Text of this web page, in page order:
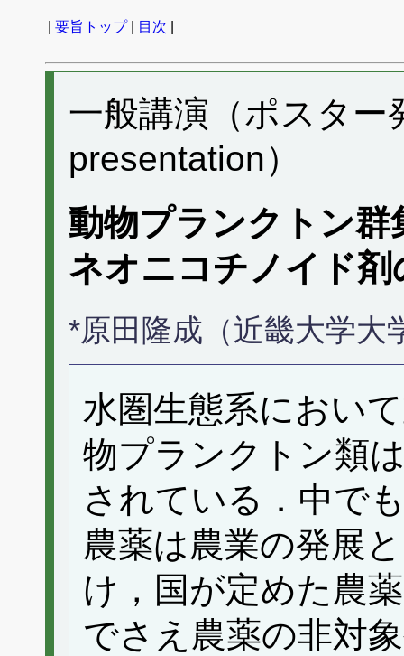
要旨トップ| 目次
一般講演（ポスタ
presentation）
動物プランクトン
ネオニコチノイド剤
*原田隆成（近畿大学大
水圏生態系におい
物プランクトン類
されている．中で
農薬は農業の発展
け，国が定めた農
でさえ農薬の非対